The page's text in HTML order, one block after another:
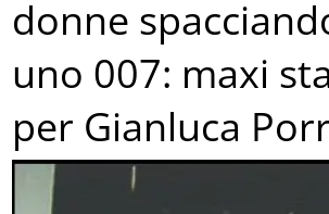
donne
uno 007: maxi
per Gianluca